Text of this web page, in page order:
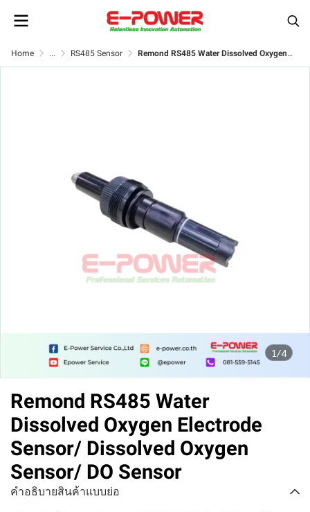
Home ... RS485 Sensor Remond RS485 Water Dissolved Oxygen Electrode Sensor/ Dissolved Oxygen Sensor/ DO Sensor
1/4
Remond RS485 Water
Dissolved Oxygen Electrode
Sensor/ Dissolved Oxygen
Sensor/ DO Sensor
คำอธิบายสินค้าแบบย่อ